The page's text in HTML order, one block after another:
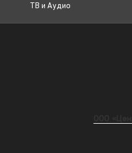
ТВ и Аудио